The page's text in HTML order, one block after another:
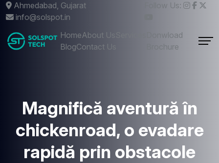
Ahmedabad, Gujarat
info@solspot.in
Follow Us:
HomeAbout Us
BlogContact Us
Donwload
Brochure
Magnifică aventură în
chickenroad, o evadare
rapidă prin obstacole